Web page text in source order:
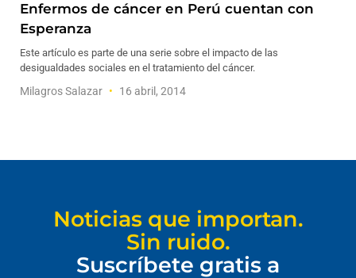
Enfermos de cáncer en Perú cuentan con
Esperanza
Este artículo es parte de una serie sobre el impacto de las
desigualdades sociales en el tratamiento del cáncer.
Milagros Salazar 16 abril, 2014
Noticias que importan.
Sin ruido.
Suscríbete gratis a